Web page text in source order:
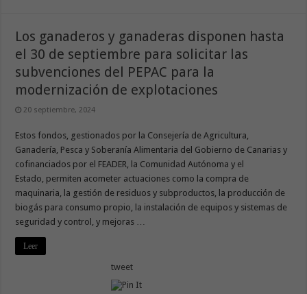
Los ganaderos y ganaderas disponen hasta
el 30 de septiembre para solicitar las
subvenciones del PEPAC para la
modernización de explotaciones
20 septiembre, 2024
Estos fondos, gestionados por la Consejería de Agricultura,
Ganadería, Pesca y Soberanía Alimentaria del Gobierno de Canarias y
cofinanciados por el FEADER, la Comunidad Autónoma y el
Estado, permiten acometer actuaciones como la compra de
maquinaria, la gestión de residuos y subproductos, la producción de
biogás para consumo propio, la instalación de equipos y sistemas de
seguridad y control, y mejoras …
Leer
tweet